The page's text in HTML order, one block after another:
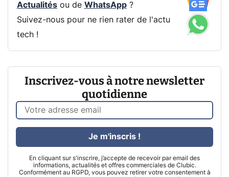
Actualitésou de WhatsApp?
Suivez-nous pour ne rien rater de l'actu
tech !
Inscrivez-vous à notre newsletter
quotidienne
En cliquant sur s'inscrire, j’accepte de recevoir par email des
informations, actualités et offres commerciales de Clubic.
Conformément au RGPD, vous pouvez retirer votre consentement à
Je m'inscris !